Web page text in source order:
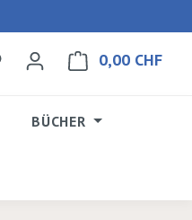
Du hast 0 Produkte auf
0,00 CHF
BÜCHER